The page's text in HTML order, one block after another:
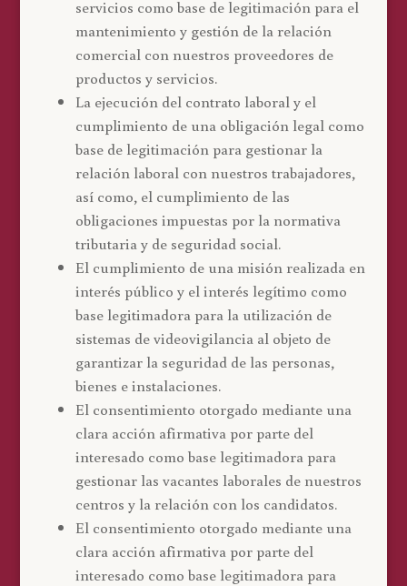
servicios como base de legitimación para el
mantenimiento y gestión de la relación
comercial con nuestros proveedores de
productos y servicios.
La ejecución del contrato laboral y el
cumplimiento de una obligación legal como
base de legitimación para gestionar la
relación laboral con nuestros trabajadores,
así como, el cumplimiento de las
obligaciones impuestas por la normativa
tributaria y de seguridad social.
El cumplimiento de una misión realizada en
interés público y el interés legítimo como
base legitimadora para la utilización de
sistemas de videovigilancia al objeto de
garantizar la seguridad de las personas,
bienes e instalaciones.
El consentimiento otorgado mediante una
clara acción afirmativa por parte del
interesado como base legitimadora para
gestionar las vacantes laborales de nuestros
centros y la relación con los candidatos.
El consentimiento otorgado mediante una
clara acción afirmativa por parte del
interesado como base legitimadora para